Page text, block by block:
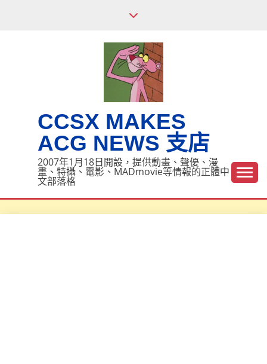
CCSX MAKES
ACG NEWS 支店
2007年1月18日開設，提供動畫、聲優、漫
畫、特攝、電影、MADmovie等情報的正體中
文部落格